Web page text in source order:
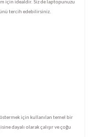
için idealdir. Siz de laptopunuzu
tercih edebilirsiniz.
için kullanılan temel bir
dayalı olarak çalışır ve çoğu